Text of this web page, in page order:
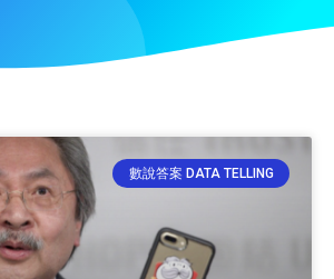
數說答案 DATA TELLING